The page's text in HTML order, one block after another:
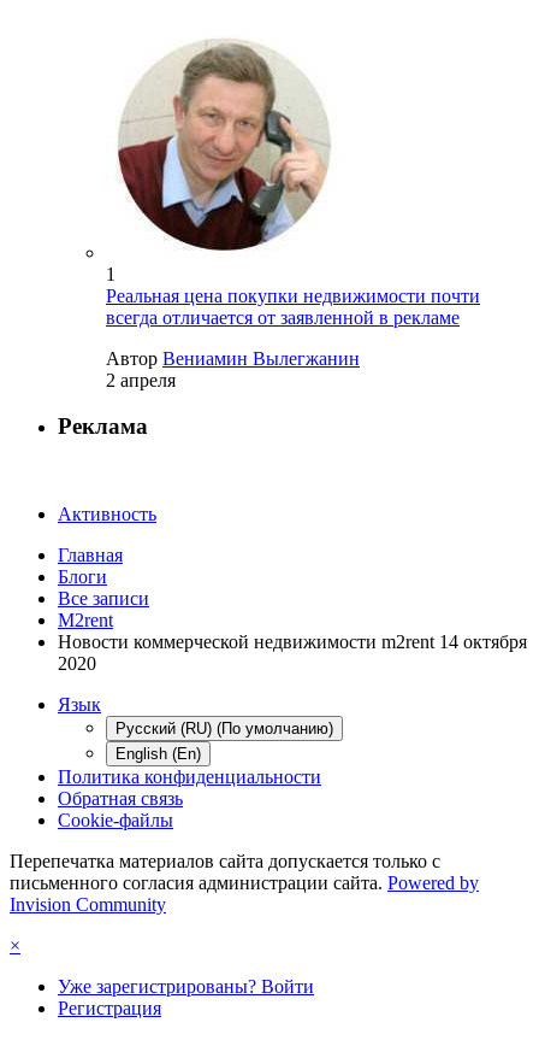
1
Реальная цена покупки недвижимости почти
всегда отличается от заявленной в рекламе
Автор Вениамин Вылегжанин
2 апреля
Реклама
Активность
Главная
Блоги
Все записи
M2rent
Новости коммерческой недвижимости m2rent 14 октября
2020
Язык
Русский (RU) (По умолчанию)
English (En)
Политика конфиденциальности
Обратная связь
Cookie-файлы
Перепечатка материалов сайта допускается только с
письменного согласия администрации сайта. Powered by
Invision Community
×
Уже зарегистрированы? Войти
Регистрация